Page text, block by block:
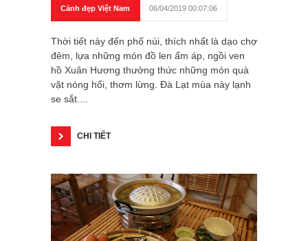
Cảnh đẹp Việt Nam 06/04/2019 00:07:06
Thời tiết này đến phố núi, thích nhất là dạo chợ
đêm, lựa những món đồ len ấm áp, ngồi ven
hồ Xuân Hương thưởng thức những món quà
vặt nóng hổi, thơm lừng. Đà Lạt mùa này lạnh
se sắt....
CHI TIẾT